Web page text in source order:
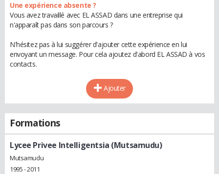
Une expérience absente ?
Vous avez travaillé avec EL ASSAD dans une entreprise qui
n'apparaît pas dans son parcours ?
N'hésitez pas à lui suggérer d'ajouter cette expérience en lui
envoyant un message. Pour cela ajoutez d'abord EL ASSAD à vos
contacts.
Ajouter
Formations
Lycee Privee Intelligentsia (Mutsamudu)
Mutsamudu
1995 - 2011